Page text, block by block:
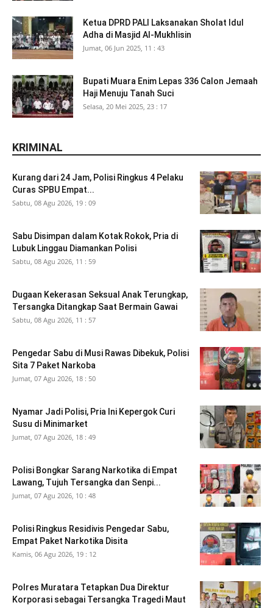
Ketua DPRD PALI Laksanakan Sholat Idul
Adha di Masjid Al-Mukhlisin
Jumat, 06 Jun 2025, 11 : 43
Bupati Muara Enim Lepas 336 Calon Jemaah
Haji Menuju Tanah Suci
Selasa, 20 Mei 2025, 23 : 17
KRIMINAL
Kurang dari 24 Jam, Polisi Ringkus 4 Pelaku
Curas SPBU Empat...
Sabtu, 08 Agu 2026, 19 : 09
Sabu Disimpan dalam Kotak Rokok, Pria di
Lubuk Linggau Diamankan Polisi
Sabtu, 08 Agu 2026, 11 : 59
Dugaan Kekerasan Seksual Anak Terungkap,
Tersangka Ditangkap Saat Bermain Gawai
Sabtu, 08 Agu 2026, 11 : 57
Pengedar Sabu di Musi Rawas Dibekuk, Polisi
Sita 7 Paket Narkoba
Jumat, 07 Agu 2026, 18 : 50
Nyamar Jadi Polisi, Pria Ini Kepergok Curi
Susu di Minimarket
Jumat, 07 Agu 2026, 18 : 49
Polisi Bongkar Sarang Narkotika di Empat
Lawang, Tujuh Tersangka dan Senpi...
Jumat, 07 Agu 2026, 10 : 48
Polisi Ringkus Residivis Pengedar Sabu,
Empat Paket Narkotika Disita
Kamis, 06 Agu 2026, 19 : 12
Polres Muratara Tetapkan Dua Direktur
Korporasi sebagai Tersangka Tragedi Maut